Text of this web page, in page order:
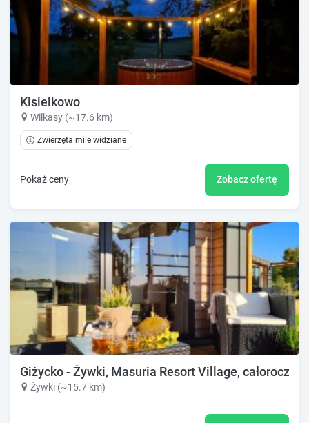
Kisielkowo
Wilkasy (~17.6 km)
Zwierzęta mile widziane
Pokaż ceny Zobacz ofertę
Giżycko - Żywki, Masuria Resort Village,
Żywki (~15.7 km)